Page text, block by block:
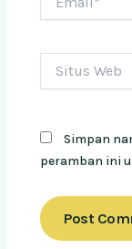
Web
Simpan
peramban ini